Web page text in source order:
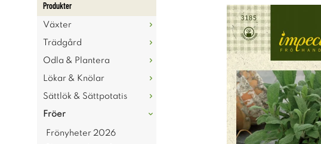
Produkter
Växter
Trädgård
Odla & Plantera
Lökar & Knölar
Sättlök & Sättpotatis
Fröer
Frönyheter 2026